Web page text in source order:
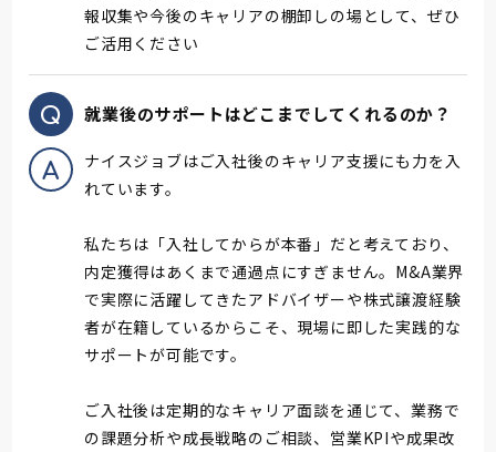
報収集や今後のキャリアの棚卸しの場として、ぜひ
ご活用ください
就業後のサポートはどこまでしてくれるのか？
ナイスジョブはご入社後のキャリア支援にも力を入
れています。
私たちは「入社してからが本番」だと考えており、
内定獲得はあくまで通過点にすぎません。M&A業界
で実際に活躍してきたアドバイザーや株式譲渡経験
者が在籍しているからこそ、現場に即した実践的な
サポートが可能です。
ご入社後は定期的なキャリア面談を通じて、業務で
の課題分析や成長戦略のご相談、営業KPIや成果改